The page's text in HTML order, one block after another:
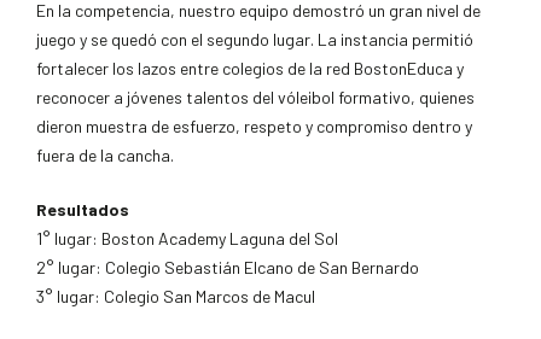
En la competencia, nuestro equipo demostró un gran nivel de
juego y se quedó con el segundo lugar. La instancia permitió
fortalecer los lazos entre colegios de la red BostonEduca y
reconocer a jóvenes talentos del vóleibol formativo, quienes
dieron muestra de esfuerzo, respeto y compromiso dentro y
fuera de la cancha.
Resultados
1° lugar: Boston Academy Laguna del Sol
2° lugar: Colegio Sebastián Elcano de San Bernardo
3° lugar: Colegio San Marcos de Macul